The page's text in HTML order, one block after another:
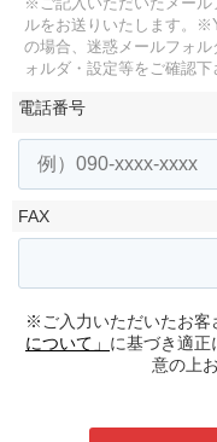
ルをお送りいたします。
の場合、迷惑メールフォル
ォルダ・設定等をご確認下
電話番号
FAX
※ご入力いただいたお客
について」 に基づき適正
意の上